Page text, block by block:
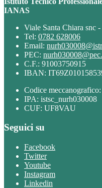
IANAS
Viale Santa Chiara snc
Tel: 0782 628006
Email:
PEC:
C.F.: 91003750915
IBAN:
Codice
IPA: istsc_nurh030008
CUF: UF8VAU
Seguici su
Facebook
Twitter
Youtube
Instagram
Linkedin